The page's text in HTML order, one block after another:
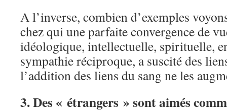
A l’inverse, combien d’exemples
chez qui une parfaite convergence de
idéologique, intellectuelle, spirituelle,
sympathie réciproque, a suscité des
l’addition des liens du sang ne les
3. Des « étrangers » sont aimés